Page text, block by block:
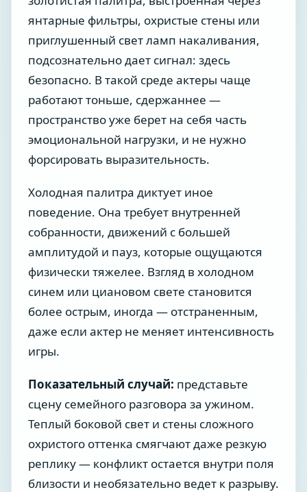
янтарные фильтры, охристые стены или
приглушенный свет ламп накаливания,
подсознательно дает сигнал: здесь
безопасно. В такой среде актеры чаще
работают тоньше, сдержаннее —
пространство уже берет на себя часть
эмоциональной нагрузки, и не нужно
форсировать выразительность.
Холодная палитра диктует иное
поведение. Она требует внутренней
собранности, движений с большей
амплитудой и пауз, которые ощущаются
физически тяжелее. Взгляд в холодном
синем или циановом свете становится
более острым, иногда — отстраненным,
даже если актер не меняет интенсивность
игры.
Показательный случай: представьте
сцену семейного разговора за ужином.
Теплый боковой свет и стены сложного
охристого оттенка смягчают даже резкую
реплику — конфликт остается внутри поля
близости и необязательно ведет к разрыву.